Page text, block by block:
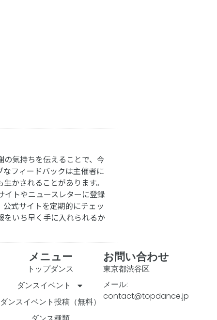
気持ちを伝えることで、今
フィードバックは主催者に
かされることがあります。
トやニュースレターに登録
式サイトを定期的にチェッ
をいち早く手に入れられるか
メニュー
トップダンス
ダンスイベント
ダンスイベント投稿（無料）
お問い合わせ
東京都渋谷区
メール:
contact@topdance.jp